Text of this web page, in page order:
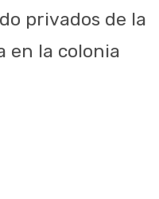
privados de la
en la colonia